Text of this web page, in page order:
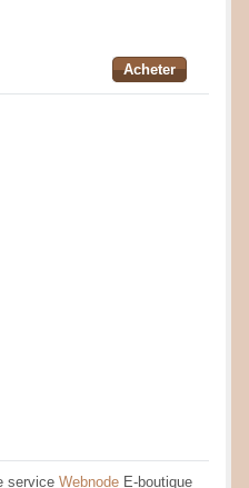
Acheter
service Webnode E-boutique